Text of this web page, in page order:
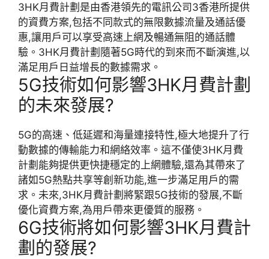
3HK月費計劃是由香港領先的電訊公司3香港所提供
的資費方案,包括不同款式的無限數據流量及通話優
惠,讓用戶可以享受高速上網及暢通無阻的通話體
驗。3HK月費計劃隨著5G時代的到來而不斷演進,以
滿足用戶日益增長的數據需求。
5G技術如何影響3HK月費計劃
的未來發展?
5G的高速、低延遲和海量連接特性,極大地提升了行
動數據的傳輸能力和網絡效率。這不僅使3HK月費
計劃能夠提供更快捷穩定的上網體驗,還為其帶來了
諸如5G熱點共享等創新功能,進一步滿足用戶的需
求。未來,3HK月費計劃將緊跟5G技術的發展,不斷
優化資費方案,為用戶帶來更優質的服務。
6G技術將如何影響3HK月費計
劃的發展?